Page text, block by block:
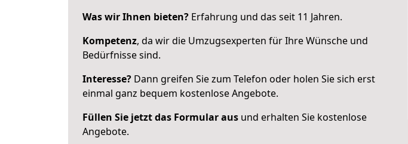
Was wir Ihnen bieten? Erfahrung und das seit 11 Jahren.
Kompetenz, da wir die Umzugsexperten für Ihre Wünsche und
Bedürfnisse sind.
Interesse? Dann greifen Sie zum Telefon oder holen Sie sich erst
einmal ganz bequem kostenlose Angebote.
Füllen Sie jetzt das Formular aus und erhalten Sie kostenlose
Angebote.